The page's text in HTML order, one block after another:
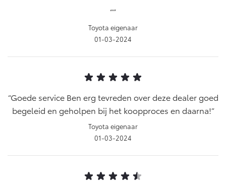
Toyota eigenaar
01-03-2024
Goede service Ben erg tevreden over deze dealer goed
begeleid en geholpen bij het koopproces en daarna!
Toyota eigenaar
01-03-2024